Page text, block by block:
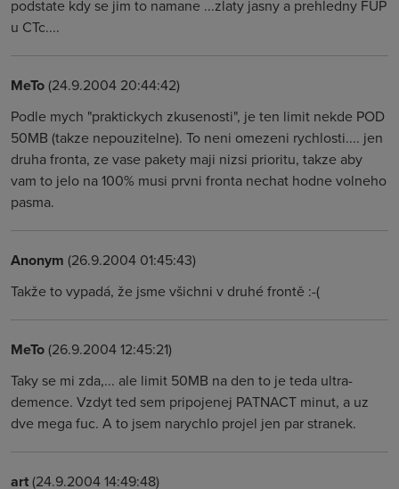
podstate kdy se jim to namane ...zlaty jasny a prehledny FUP
u CTc....
MeTo(24.9.2004 20:44:42)
Podle mych "praktickych zkusenosti", je ten limit nekde POD
50MB (takze nepouzitelne). To neni omezeni rychlosti.... jen
druha fronta, ze vase pakety maji nizsi prioritu, takze aby
vam to jelo na 100% musi prvni fronta nechat hodne volneho
pasma.
Anonym (26.9.2004 01:45:43)
Takže to vypadá, že jsme všichni v druhé frontě :-(
MeTo(26.9.2004 12:45:21)
Taky se mi zda,... ale limit 50MB na den to je teda ultra-
demence. Vzdyt ted sem pripojenej PATNACT minut, a uz
dve mega fuc. A to jsem narychlo projel jen par stranek.
art(24.9.2004 14:49:48)